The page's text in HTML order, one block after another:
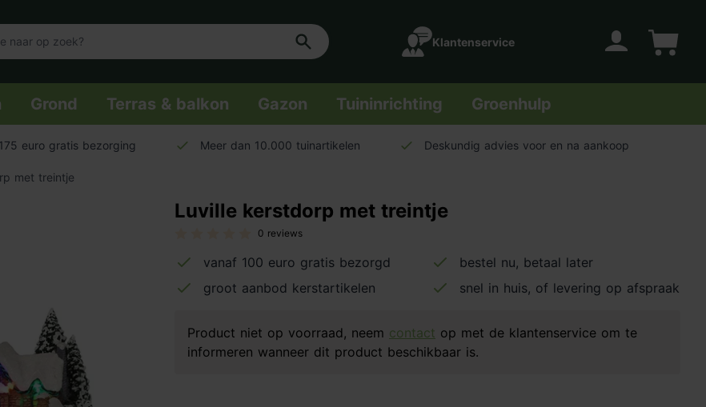
Klantenservice
Grond Terras & balkon Gazon Tuininrichting Groenhulp
euro gratis bezorging Meer dan 10.000 tuinartikelen Deskundig advies voor en na aankoop
met treintje
Luville kerstdorp met treintje
0 reviews
vanaf 100 euro gratis bezorgd
bestel nu, betaal later
groot aanbod kerstartikelen
snel in huis, of levering op afspraak
Product niet op voorraad, neem contact op met de klantenservice om te
informeren wanneer dit product beschikbaar is.